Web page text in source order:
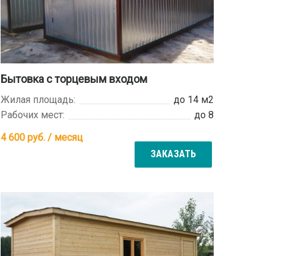
Бытовка с торцевым входом
Жилая площадь:
до 14 м2
Рабочих мест:
до 8
4 600руб. / месяц
ЗАКАЗАТЬ